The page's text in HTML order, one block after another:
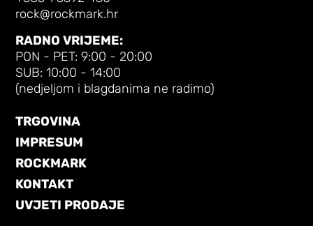
rock@rockmark.hr
RADNO VRIJEME:
PON - PET: 9:00 - 20:00
SUB: 10:00 - 14:00
(nedjeljom i blagdanima ne radimo)
TRGOVINA
IMPRESUM
ROCKMARK
KONTAKT
UVJETI PRODAJE